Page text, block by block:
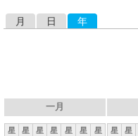
月 日 年
一月
星 星 星 星 星 星
星
星 星